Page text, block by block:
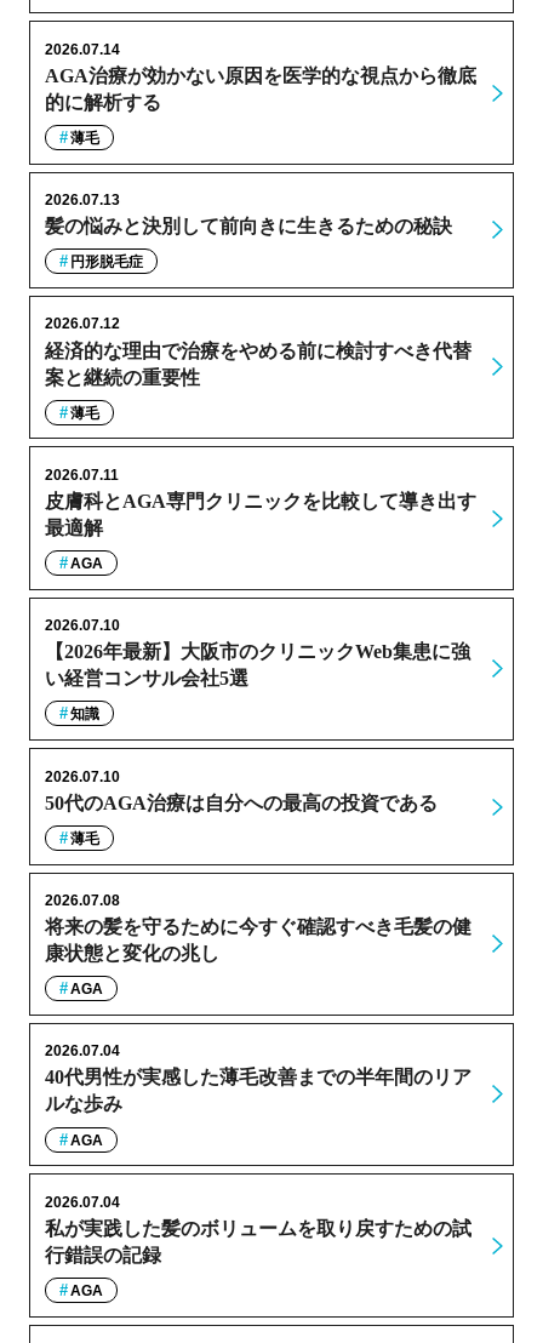
AGA治療が効かない原因を医学的な視点から徹底
的に解析する
2026.07.14
薄毛
髪の悩みと決別して前向きに生きるための秘訣
2026.07.13
円形脱毛症
経済的な理由で治療をやめる前に検討すべき代替
案と継続の重要性
2026.07.12
薄毛
皮膚科とAGA専門クリニックを比較して導き出す
最適解
2026.07.11
AGA
【2026年最新】大阪市のクリニックWeb集患に強
い経営コンサル会社5選
2026.07.10
知識
50代のAGA治療は自分への最高の投資である
2026.07.10
薄毛
将来の髪を守るために今すぐ確認すべき毛髪の健
康状態と変化の兆し
2026.07.08
AGA
40代男性が実感した薄毛改善までの半年間のリア
ルな歩み
2026.07.04
AGA
私が実践した髪のボリュームを取り戻すための試
行錯誤の記録
2026.07.04
AGA